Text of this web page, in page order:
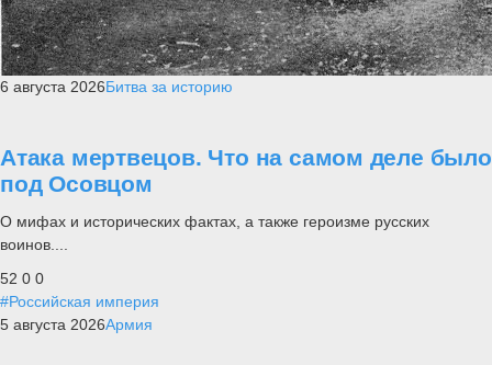
6 августа 2026Битва за историю
Атака мертвецов. Что на самом деле было
под Осовцом
О мифах и исторических фактах, а также героизме русских
воинов....
52 0 0
#Российская империя
5 августа 2026Армия